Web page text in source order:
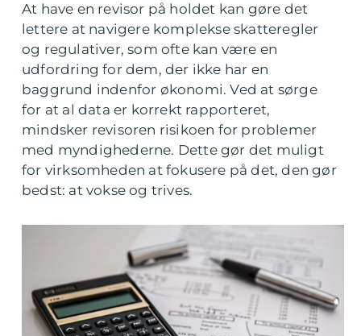
At have en revisor på holdet kan gøre det
lettere at navigere komplekse skatteregler
og regulativer, som ofte kan være en
udfordring for dem, der ikke har en
baggrund indenfor økonomi. Ved at sørge
for at al data er korrekt rapporteret,
mindsker revisoren risikoen for problemer
med myndighederne. Dette gør det muligt
for virksomheden at fokusere på det, den gør
bedst: at vokse og trives.